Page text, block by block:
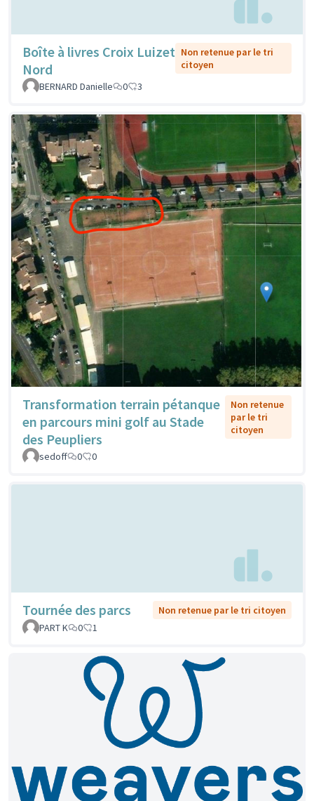
Boîte à livres Croix Luizet
Nord
Non retenue par le tri
citoyen
BERNARD Danielle
0 3
Transformation terrain pétanque
en parcours mini golf au Stade
des Peupliers
Non retenue
par le tri
citoyen
sedoff 0 0
Tournée des parcs
Non retenue par le tri citoyen
PART K
0 1